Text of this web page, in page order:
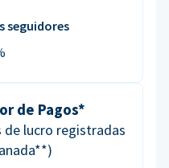
seguidores
de Pagos*
de lucro registradas